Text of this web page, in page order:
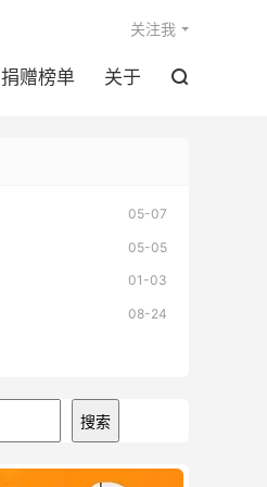
捐赠榜单 关于 
关注我
05-07
05-05
01-03
08-24
搜索